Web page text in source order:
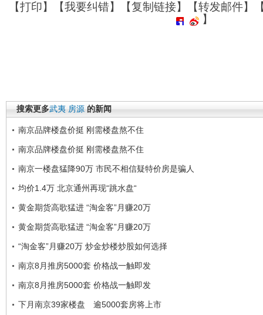
【打印】【我要纠错】【复制链接】【转发邮件】
】
搜索更多武夷 房源 的新闻
南京品牌楼盘价挺 刚需楼盘熬不住
南京品牌楼盘价挺 刚需楼盘熬不住
南京一楼盘猛降90万 市民不相信疑特价房是骗人
均价1.4万 北京通州再现“跳水盘“
黄金期货高歌猛进 “淘金客”月赚20万
黄金期货高歌猛进 “淘金客”月赚20万
“淘金客”月赚20万 炒金炒楼炒股如何选择
南京8月推房5000套 价格战一触即发
南京8月推房5000套 价格战一触即发
下月南京39家楼盘 逾5000套房将上市